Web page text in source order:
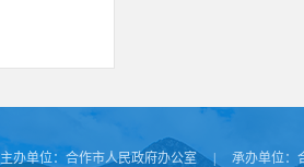
上述两项
（二）
主办单位： 合作市人民政府办公室 承办单位：